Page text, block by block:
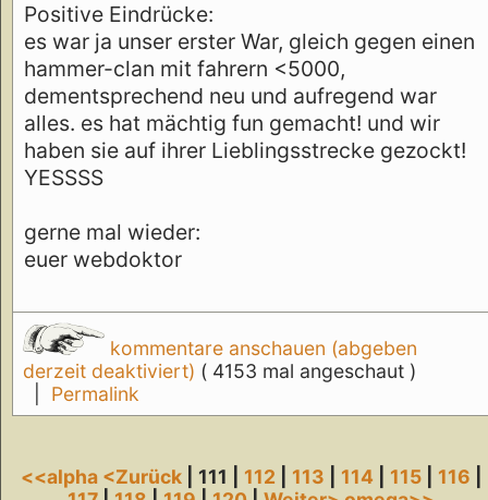
Positive Eindrücke:
es war ja unser erster War, gleich gegen einen
hammer-clan mit fahrern <5000,
dementsprechend neu und aufregend war
alles. es hat mächtig fun gemacht! und wir
haben sie auf ihrer Lieblingsstrecke gezockt!
YESSSS
gerne mal wieder:
euer webdoktor
kommentare anschauen (abgeben
derzeit deaktiviert) ( 4153 mal angeschaut )
Permalink
<<alpha <Zurück | 111 | 112 113 114 115| 116